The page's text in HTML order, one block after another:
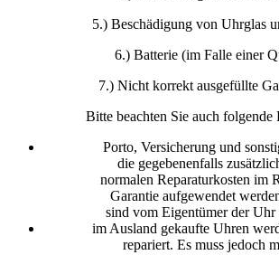
5.) Beschädigung von Uhrglas
6.) Batterie (im Falle einer
7.) Nicht korrekt ausgefüllte
Bitte beachten Sie auch folgende
Porto, Versicherung und
die gegebenenfalls
normalen Reparaturkosten im
Garantie aufgewendet
sind vom Eigentümer der Uhr
im Ausland gekaufte Uhren
repariert. Es muss jedoch